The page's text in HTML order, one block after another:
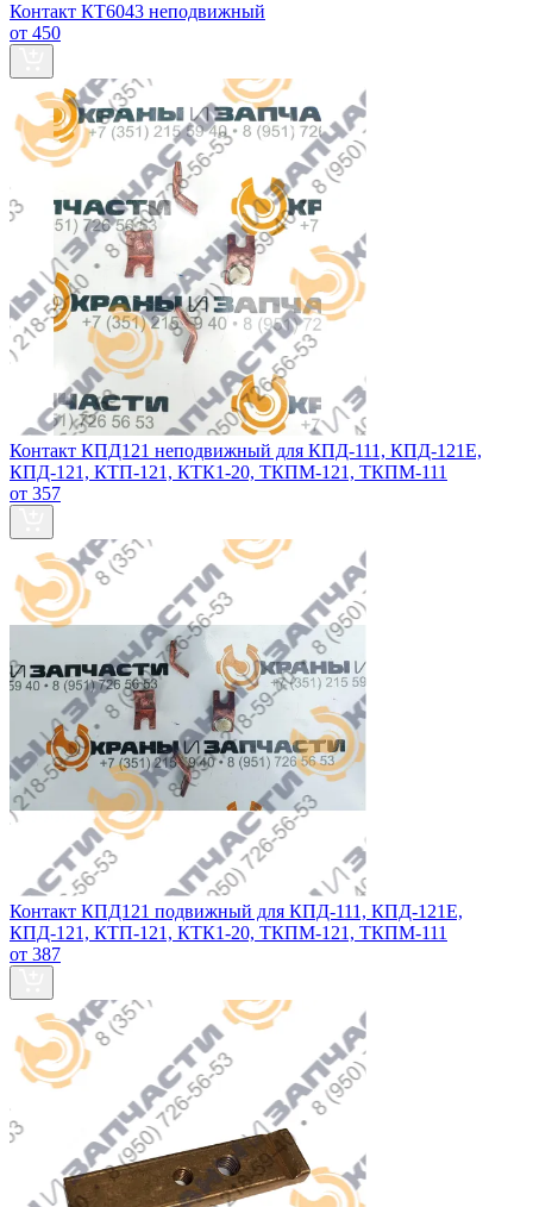
Контакт КТ6043 неподвижный
от 450
Контакт КПД121 неподвижный для КПД-111, КПД-121Е,
КПД-121, КТП-121, КТК1-20, ТКПМ-121, ТКПМ-111
от 357
Контакт КПД121 подвижный для КПД-111, КПД-121Е,
КПД-121, КТП-121, КТК1-20, ТКПМ-121, ТКПМ-111
от 387